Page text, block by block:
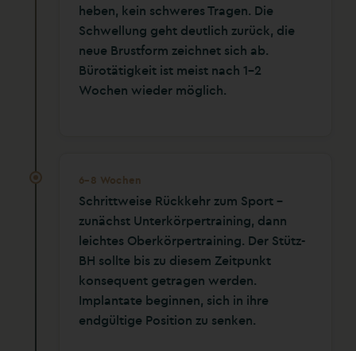
heben, kein schweres Tragen. Die
Schwellung geht deutlich zurück, die
neue Brustform zeichnet sich ab.
Bürotätigkeit ist meist nach 1-2
Wochen wieder möglich.
6–8 Wochen
Schrittweise Rückkehr zum Sport –
zunächst Unterkörpertraining, dann
leichtes Oberkörpertraining. Der Stütz-
BH sollte bis zu diesem Zeitpunkt
konsequent getragen werden.
Implantate beginnen, sich in ihre
endgültige Position zu senken.